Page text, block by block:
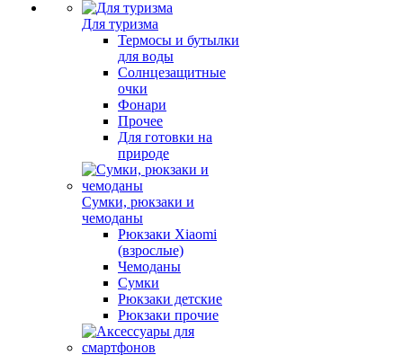
Для туризма
Термосы и бутылки
для воды
Солнцезащитные
очки
Фонари
Прочее
Для готовки на
природе
Сумки, рюкзаки и
чемоданы
Рюкзаки Xiaomi
(взрослые)
Чемоданы
Сумки
Рюкзаки детские
Рюкзаки прочие